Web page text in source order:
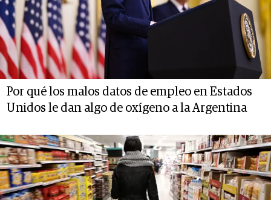
Por qué los malos datos de empleo en Estados
Unidos le dan algo de oxígeno a la Argentina